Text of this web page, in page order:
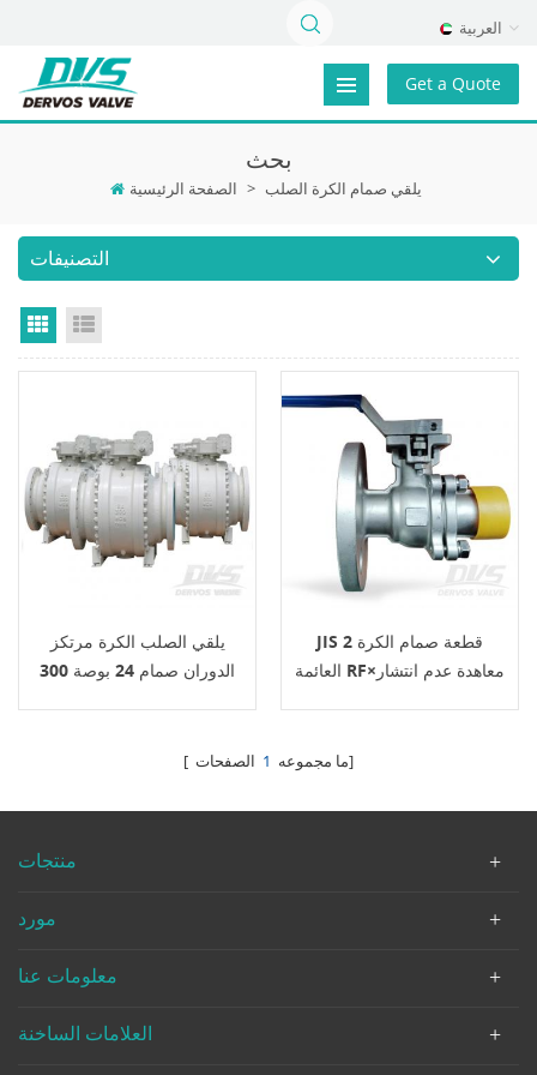
العربية
Get a Quote
بحث
الصفحة الرئيسية > يلقي صمام الكرة الصلب
التصنيفات
Grid View
يلقي الصلب الكرة مرتكز
الدوران صمام 24 بوصة 300
JIS 2 قطعة صمام الكرة
العائمة RF×معاهدة عدم انتشار
[ ما مجموعه 1 الصفحات]
منتجات
مورد
معلومات عنا
العلامات الساخنة